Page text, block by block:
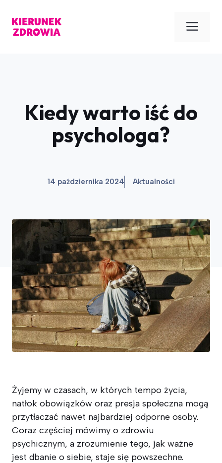
treści
Kiedy warto iść do
psychologa?
14 października 2024 Aktualności
Żyjemy w czasach, w których tempo życia,
natłok obowiązków oraz presja społeczna mogą
przytłaczać nawet najbardziej odporne osoby.
Coraz częściej mówimy o zdrowiu
psychicznym, a zrozumienie tego, jak ważne
jest dbanie o siebie, staje się powszechne.